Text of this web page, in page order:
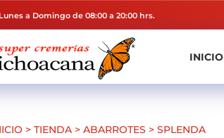
a Domingo de 08:00 a 20:00 hrs.
INICIO
>TIENDA >ABARROTES >SPLENDA